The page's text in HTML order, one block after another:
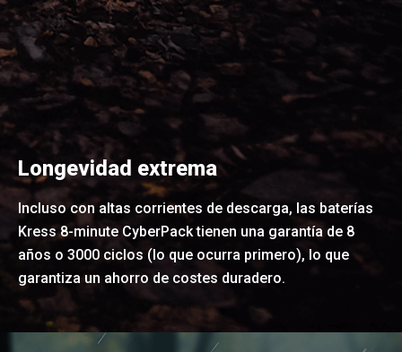
Longevidad extrema
Incluso con altas corrientes de descarga, las baterías
Kress 8-minute CyberPack tienen una garantía de 8
años o 3000 ciclos (lo que ocurra primero), lo que
garantiza un ahorro de costes duradero.